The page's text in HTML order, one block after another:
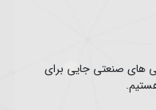
های صنعتی جایی برای